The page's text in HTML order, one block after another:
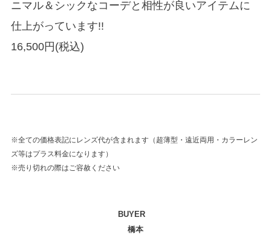
ニマル＆シックなコーデと相性が良いアイテムに
仕上がっています!!
16,500円(税込)
※全ての価格表記にレンズ代が含まれます（超薄型・遠近両用・カラーレン
ズ等はプラス料金になります）
※売り切れの際はご容赦ください
BUYER
橋本